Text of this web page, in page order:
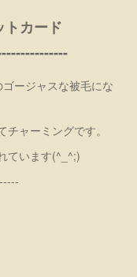
トカード
ージャスな被毛にな
ャーミングです。
ています(^_^;)